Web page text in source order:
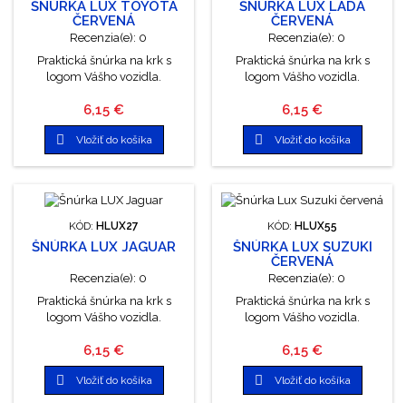
ŠNÚRKA LUX TOYOTA
ČERVENÁ
Recenzia(e): 0
Praktická šnúrka na krk s
logom Vášho vozidla.
Cena
6,15 €
 Vložiť do košíka
ŠNÚRKA LUX LADA
ČERVENÁ
Recenzia(e): 0
Praktická šnúrka na krk s
logom Vášho vozidla.
Cena
6,15 €
 Vložiť do košíka
KÓD: HLUX27
ŠNÚRKA LUX JAGUAR
Recenzia(e): 0
Praktická šnúrka na krk s
logom Vášho vozidla.
Cena
6,15 €
 Vložiť do košíka
KÓD: HLUX55
ŠNÚRKA LUX SUZUKI
ČERVENÁ
Recenzia(e): 0
Praktická šnúrka na krk s
logom Vášho vozidla.
Cena
6,15 €
 Vložiť do košíka